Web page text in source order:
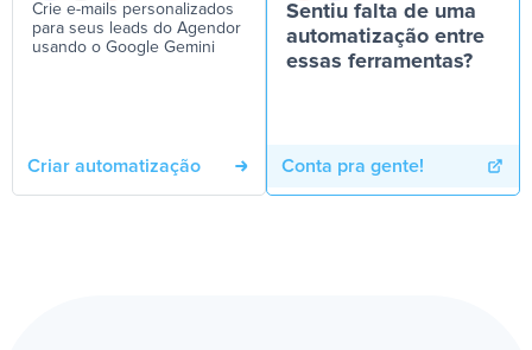
Crie e-mails personalizados
para seus leads do Agendor
usando o Google Gemini
Criar automatização
Sentiu falta de uma
automatização entre
essas ferramentas?
Conta pra gente!